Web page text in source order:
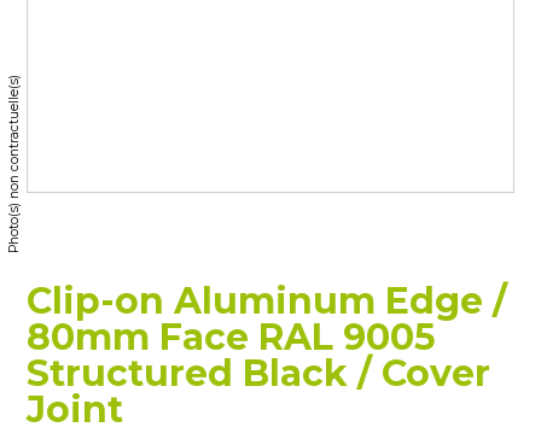
Photo(s) non contractuelle(s)
Clip-on Aluminum Edge /
80mm Face RAL 9005
Structured Black / Cover
Joint